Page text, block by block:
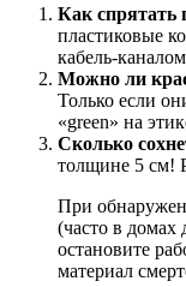
Как спрятать
пластиковые
кабель-
Можно ли
Только если
«green» на
Сколько
толщине 5 см!
При
(часто в домах
остановите
материал